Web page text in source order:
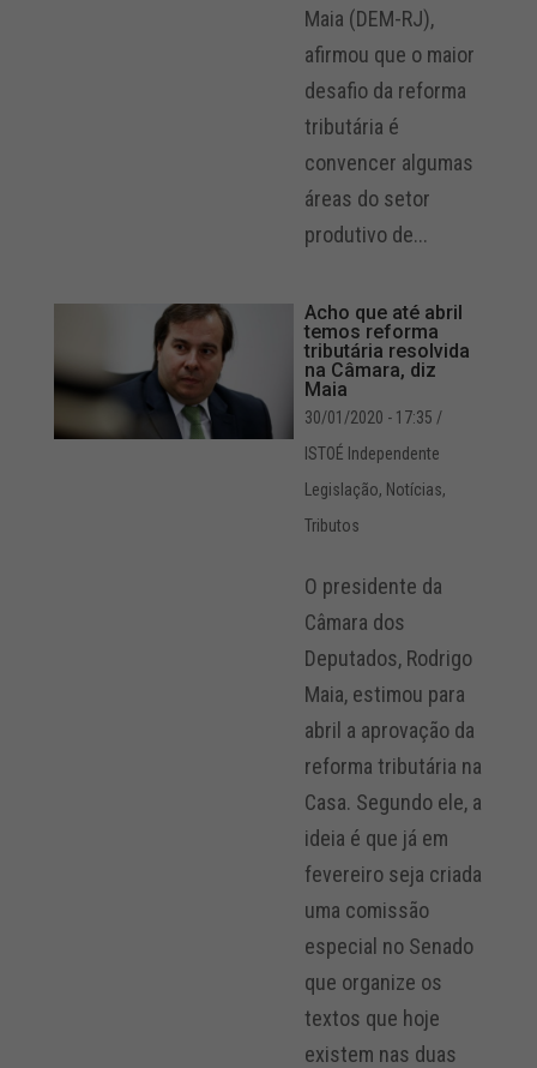
Maia (DEM-RJ),
afirmou que o maior
desafio da reforma
tributária é
convencer algumas
áreas do setor
produtivo de...
Acho que até abril
temos reforma
tributária resolvida
na Câmara, diz
Maia
30/01/2020 - 17:35 /
ISTOÉ Independente
Legislação, Notícias,
Tributos
O presidente da
Câmara dos
Deputados, Rodrigo
Maia, estimou para
abril a aprovação da
reforma tributária na
Casa. Segundo ele, a
ideia é que já em
fevereiro seja criada
uma comissão
especial no Senado
que organize os
textos que hoje
existem nas duas